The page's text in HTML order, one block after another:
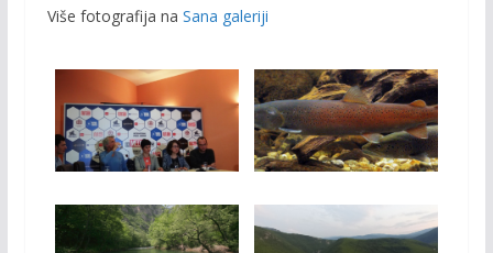
Više fotografija na Sana galeriji